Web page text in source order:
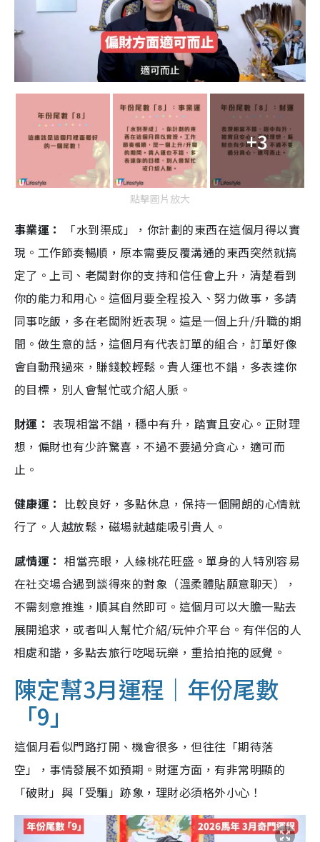
+3
點擊圖片放大
事業運：
「水到渠成」，你計劃的東西在這個月得以實
現。工作節奏暢順，原本需要反覆溝通的東西突然就搞
定了。上司、老闆對你的支持和信任會上升，清楚看到
你的能力和用心。這個月要全程投入、努力做事，多請
同事吃飯，多在老闆附近表現。這是一個上升/升職的期
間。做生意的話，這個月有代表訂單的組合，訂單好像
會自動飛過來，賺錢較輕鬆。貴人運也不錯，多表達你
的目標，別人會幫忙或介紹人脈。
財運： 表現相當不錯，穩中有升，踏實且安心。正財理
想，偏財也有少許驚喜，不過不要過分貪心，適可而
止。
健康運： 比較良好，多點休息，保持一個開朗的心情就
行了。人越放鬆，磁場就越能吸引貴人。
感情運： 相當亮眼，人緣桃花旺盛。單身的人特別容易
在社交場合遇到談得來的對象（溫柔體貼願意聊天），
不需刻意推進，順其自然即可。這個月可以大膽一點去
展開追求，或者叫人幫忙介紹/玩仲介平台。有伴侶的人
相處和諧，多點去旅行吃喝玩樂，重拾拍拖的感覺。
陳定幫3月運程｜年份尾數
「9」
這個月看似門路打開、機會很多，但往往「期待落
空」，事情發展不如預期。財運方面，有非常明顯的
「破財」與「受騙」跡象，理財必須格外小心！